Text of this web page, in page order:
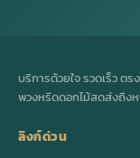
บริการด้วยใจ รวดเร็ว ตร
พวงหรีดดอกไม้สดส่งถึง
ลิงก์ด่วน